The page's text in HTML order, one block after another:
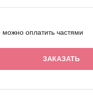
оплатить частями
ЗАКАЗАТЬ